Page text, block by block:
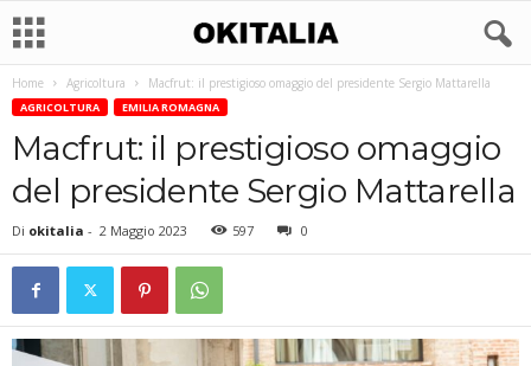
Home Agricoltura Macfrut: il prestigioso omaggio del presidente Sergio Mattarella
AGRICOLTURA EMILIA ROMAGNA
Macfrut: il prestigioso omaggio
del presidente Sergio Mattarella
Di okitalia - 2 Maggio 2023 597 0